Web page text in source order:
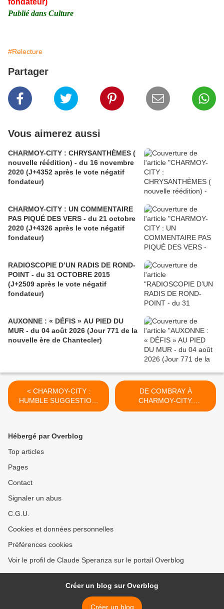
fondateur)
Publié dans Culture
#Relecture
Partager
Vous aimerez aussi
CHARMOY-CITY : CHRYSANTHÈMES (
nouvelle réédition) - du 16 novembre
2020 (J+4352 après le vote négatif
fondateur)
CHARMOY-CITY : UN COMMENTAIRE
PAS PIQUÉ DES VERS - du 21 octobre
2020 (J+4326 après le vote négatif
fondateur)
RADIOSCOPIE D’UN RADIS DE ROND-
POINT - du 31 OCTOBRE 2015
(J+2509 après le vote négatif
fondateur)
AUXONNE : « DÉFIS » AU PIED DU
MUR - du 04 août 2026 (Jour 771 de la
nouvelle ère de Chantecler)
< CHARMOY-CITY :
HUMBLE SUGGESTION,
PLUTÔT QUE DOLÉANCE,
2019 (J+3688 après le vote
négatif fondateur)
DE COMBRAY À
CHARMOY-CITY.
EXERCICES D’HISTOIRE
Hébergé par Overblog
Top articles
Pages
Contact
Signaler un abus
C.G.U.
Cookies et données personnelles
Préférences cookies
Voir le profil de Claude Speranza sur le portail Overblog
Créer un blog sur Overblog
Créer un blog